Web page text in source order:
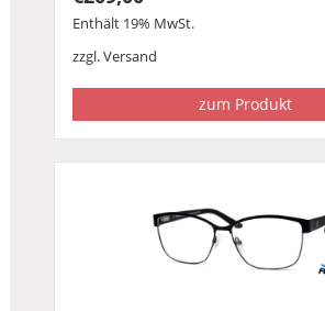
Enthält 19% MwSt.
zzgl.Versand
zum Produkt